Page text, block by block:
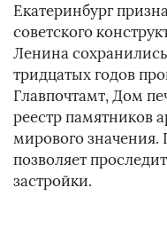
Екатеринбург
советского
Ленина
тридцатых годов
Главпочтамт, Дом
реестр памятников
мирового значения.
позволяет
застройки.